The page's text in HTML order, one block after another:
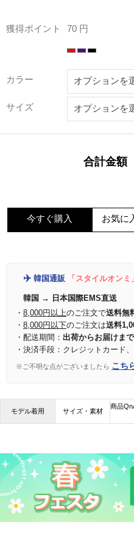
獲得ポイント 70 円
カラー
サイズ
合計金額
今すぐ購入 お気に
✈️ 韓国通販 「スタイルオンミ」
韓国 → 日本国際EMS直送
・ 8,000円以上のご注文で送料無
・ 8,000円以下のご注文は送料
・配送期間： 出荷からお届けま
・決済手段：クレジットカード
※ご不明な点がございましたら こち
モデル着用 サイズ・素材
商品